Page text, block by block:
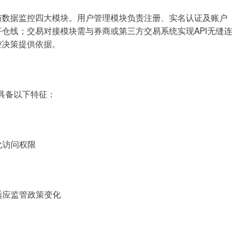
据监控四大模块。用户管理模块负责注册、实名认证及账户
线；交易对接模块需与券商或第三方交易系统实现API无缝连
策提供依据。
以下特征：
问权限
监管政策变化